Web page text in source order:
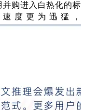
购进入白热化的标
度更为迅猛，